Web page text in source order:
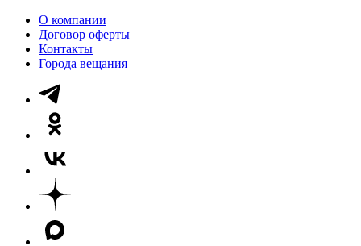
О компании
Договор оферты
Контакты
Города вещания